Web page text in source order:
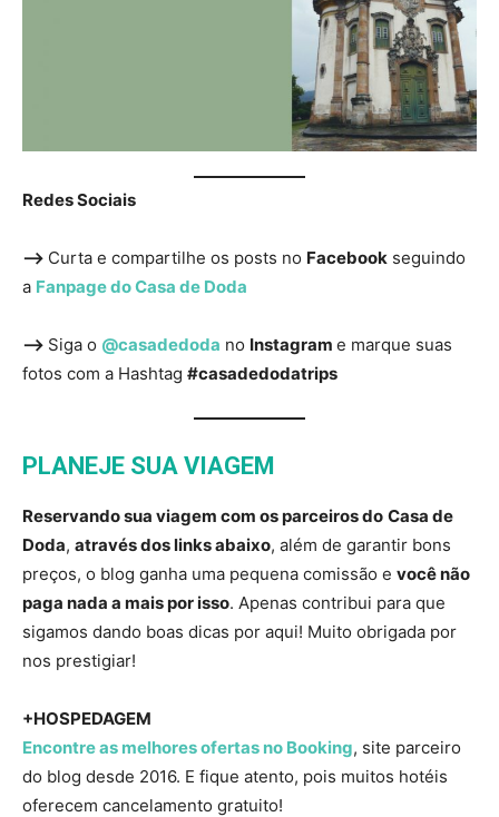
Redes Sociais
—> Curta e compartilhe os posts no Facebook seguindo
a Fanpage do Casa de Doda
—> Siga o @casadedoda no Instagram e marque suas
fotos com a Hashtag #casadedodatrips
PLANEJE SUA VIAGEM
Reservando sua viagem com os parceiros do Casa de
Doda, através dos links abaixo, além de garantir bons
preços, o blog ganha uma pequena comissão e você não
paga nada a mais por isso. Apenas contribui para que
sigamos dando boas dicas por aqui! Muito obrigada por
nos prestigiar!
+HOSPEDAGEM
Encontre as melhores ofertas no Booking, site parceiro
do blog desde 2016. E fique atento, pois muitos hotéis
oferecem cancelamento gratuito!